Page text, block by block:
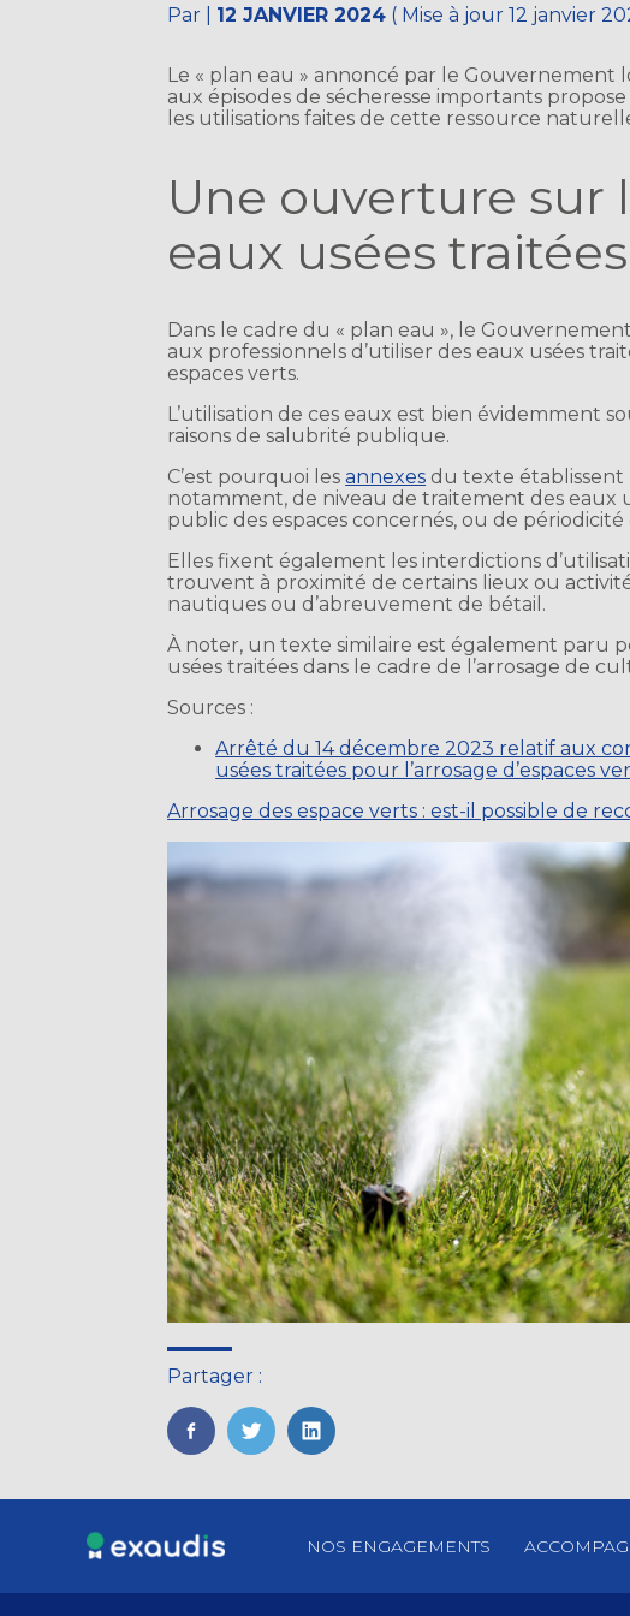
Par 12 JANVIER 2024 ( Mise à jour 12 janvier
Le « plan eau » annoncé par le
aux épisodes de sécheresse importants
les utilisations faites de cette ressource
Une ouverture sur
eaux usées traitées
Dans le cadre du « plan eau », le
aux professionnels d’utiliser des eaux usées
espaces verts.
L’utilisation de ces eaux est bien évidemment
raisons de salubrité publique.
C’est pourquoi lesannexes du texte établissent
notamment, de niveau de traitement des eaux
public des espaces concernés, ou de
Elles fixent également les interdictions
trouvent à proximité de certains lieux ou
nautiques ou d’abreuvement de bétail.
À noter, un texte similaire est également paru
usées traitées dans le cadre de l’arrosage de
Sources :
Arrêté du 14 décembre 2023 relatif aux
usées traitées pour l’arrosage d’espaces
Arrosage des espace verts : est-il possible de
Partager :
FaceBook
TwitterLinkedIn
Footer
NOS ENGAGEMENTS